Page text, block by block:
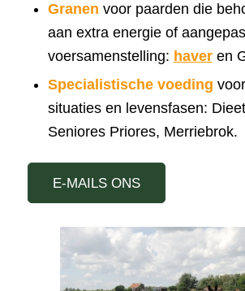
Granen voor paarden die
aan extra energie of
voersamenstelling: haveren
Specialistische voeding
situaties en levensfasen:
Seniores Priores, Merriebrok.
E-MAILS ONS